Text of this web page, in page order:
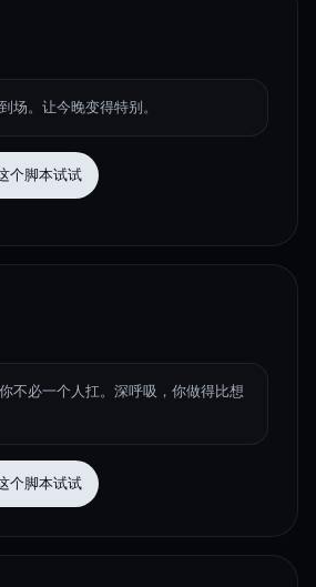
场。让今晚变得特别。
个脚本试试
不必一个人扛。深呼吸，你做得比想
个脚本试试